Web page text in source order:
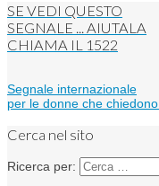
SE VEDI QUESTO
SEGNALE ... AIUTALA
CHIAMA IL 1522
Segnale internazionale
per le donne che
Cerca nel sito
Ricerca per: